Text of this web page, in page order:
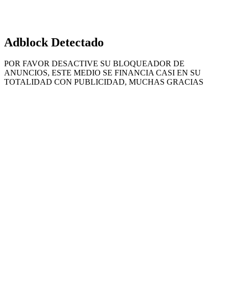
Adblock Detectado
POR FAVOR DESACTIVE SU BLOQUEADOR DE
ANUNCIOS, ESTE MEDIO SE FINANCIA CASI EN SU
TOTALIDAD CON PUBLICIDAD, MUCHAS GRACIAS